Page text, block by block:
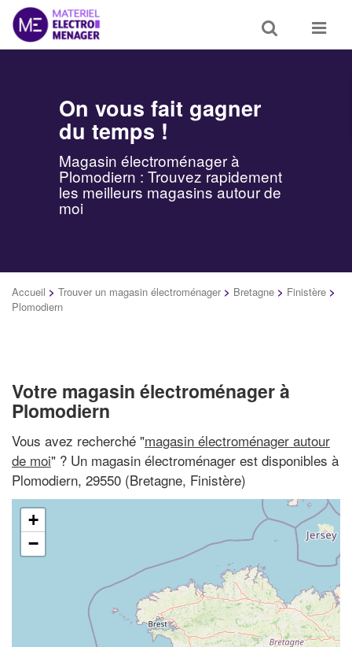
Toggle
search
Toggle
On vous fait gagner
du temps !
Magasin électroménager à
Plomodiern : Trouvez rapidement
les meilleurs magasins autour de
moi
Accueil > Trouver un magasin électroménager > Bretagne > Finistère >
Plomodiern
Votre magasin électroménager à
Plomodiern
Vous avez recherché "magasin électroménager autour
de moi" ? Un magasin électroménager est disponibles à
Plomodiern, 29550 (Bretagne, Finistère)
+
−